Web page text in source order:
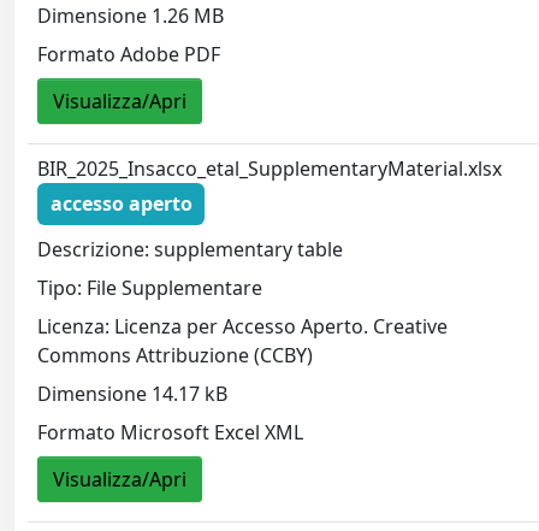
Dimensione 1.26 MB
Formato Adobe PDF
Visualizza/Apri
BIR_2025_Insacco_etal_SupplementaryMaterial.xlsx
accesso aperto
Descrizione: supplementary table
Tipo: File Supplementare
Licenza: Licenza per Accesso Aperto. Creative
Commons Attribuzione (CCBY)
Dimensione 14.17 kB
Formato Microsoft Excel XML
Visualizza/Apri